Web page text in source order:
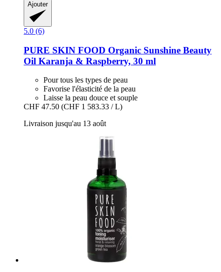
Ajouter
5.0 (6)
PURE SKIN FOOD Organic Sunshine Beauty
Oil Karanja & Raspberry, 30 ml
Pour tous les types de peau
Favorise l'élasticité de la peau
Laisse la peau douce et souple
CHF 47.50 (CHF 1 583.33 / L)
Livraison jusqu'au 13 août